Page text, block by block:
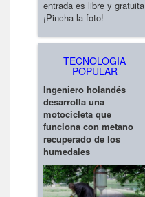
entrada es libre y gratuita
¡Pincha la foto!
TECNOLOGIA
POPULAR
Ingeniero holandés
desarrolla una
motocicleta que
funciona con metano
recuperado de los
humedales